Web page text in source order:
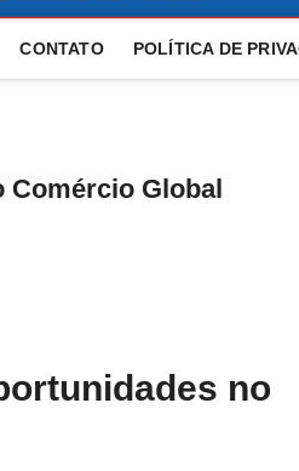
CONTATO POLÍTICA DE
Comércio Global
no